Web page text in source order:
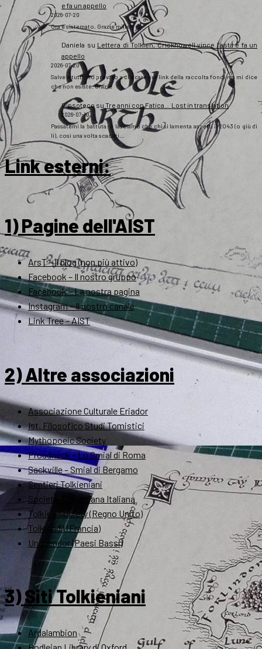
e fa un appello
2026-07-20
Ora è sistemato. Grazie mille!
Daniela su Lettera di Tolkien, Crickhowell vince l’asta e fa un
appello
2026-07-20
Salve a tutti, ho provato a cliccare sul link della raccolta fondi ma mi dice
che non esiste. Grazie
Gipsoteco suTre anni con Fatica… Lost in translation
2026-07-10
Passatemi la battuta: e lasciamo che chi si lamenta aspetti il 2043 (o giù di
lì), così una volta scaduti…
Link esterni:
1) Pagine dell'AIST
ArsT – Il blog (non più attivo)
Facebook – Il nostro gruppo
Facebook – La nostra pagina
Instagram – Il nostro canale
Link Tree – AIST
2) Altre associazioni
Associazione Culturale Eriador
Ist. Filosofico Studi Tomistici
Mythopoeic Society
Proudneck – Lo Smial di Roma
Sackville – Smial di Bergamo
Sentieri Tolkieniani
Società Tolkieniana Italiana
Tolkien Society (Regno Unito)
Tolkiendil (Francia)
Unquendor (Paesi Bassi)
3) Siti Tolkieniani
Ardalambion